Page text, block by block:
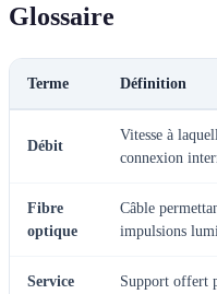
Glossaire
Terme Définition
Débit
Vitesse à
connexion
Fibre
optique
Câble
impulsions
Service
Support offert